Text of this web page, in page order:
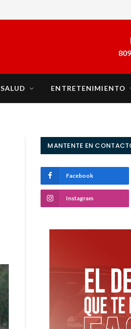
SALUD ENTRETENIMIENTO
MANTENTE EN
Facebook
Instagram